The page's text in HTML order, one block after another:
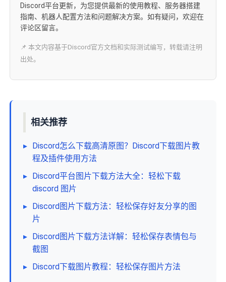
Discord平台更新，为您提供最新的使用教程、服务器搭建
指南、机器人配置方法和问题解决方案。如有疑问，欢迎在
评论区留言。
📌 本文内容基于Discord官方文档和实际测试编写，转载请注明
出处。
相关推荐
▸ Discord怎么下载高清原图？Discord下载图片教
程及插件使用方法
▸ Discord平台图片下载方法大全：轻松下载
discord 图片
▸ Discord图片下载方法：轻松保存好友分享的图
片
▸ Discord图片下载方法详解：轻松保存表情包与
截图
▸ Discord下载图片教程：轻松保存图片方法